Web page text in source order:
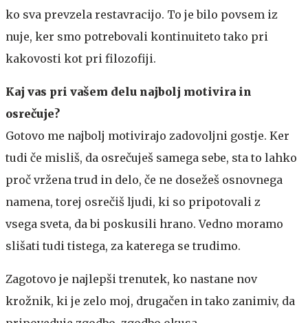
ko sva prevzela restavracijo. To je bilo povsem iz
nuje, ker smo potrebovali kontinuiteto tako pri
kakovosti kot pri filozofiji.
Kaj vas pri vašem delu najbolj motivira in
osrečuje?
Gotovo me najbolj motivirajo zadovoljni gostje. Ker
tudi če misliš, da osrečuješ samega sebe, sta to lahko
proč vržena trud in delo, če ne dosežeš osnovnega
namena, torej osrečiš ljudi, ki so pripotovali z
vsega sveta, da bi poskusili hrano. Vedno moramo
slišati tudi tistega, za katerega se trudimo.
Zagotovo je najlepši trenutek, ko nastane nov
krožnik, ki je zelo moj, drugačen in tako zanimiv, da